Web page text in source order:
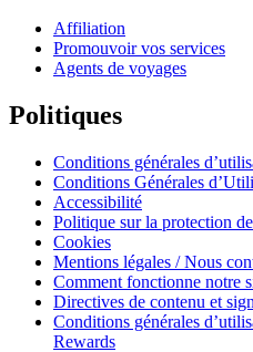
Affiliation
Promouvoir vos services
Agents de voyages
Politiques
Conditions générales
Conditions Générales
Accessibilité
Politique sur la protection
Cookies
Mentions légales / Nous
Comment fonctionne notre
Directives de contenu et
Conditions générales
Rewards